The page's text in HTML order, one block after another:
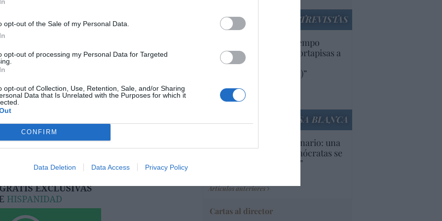
opt-out of the Sale of my Personal Data.
opt-out of processing my Personal Data for Targeted
opt-out of Collection, Use, Retention, Sale, and/or Sharing
Data that Is Unrelated with the Purposes for which it
CONFIRM
Data Deletion Data Access Privacy Policy
este artículo?
newsletter y recibe cada dia
destacado de Hispanidad
legales
ENTREVISTAS
“Europa lleva mucho tiempo
poniendo aranceles y cortapisas a
productos y compañías
americanas (y europeas)”
por Ana Sánchez Arjona
Artículos anteriores
LA CASA BLANCA
EEUU. Inquietante escenario: una
tercera parte de los demócratas se
define como “socialista”
Artículos anteriores
Cartas al director